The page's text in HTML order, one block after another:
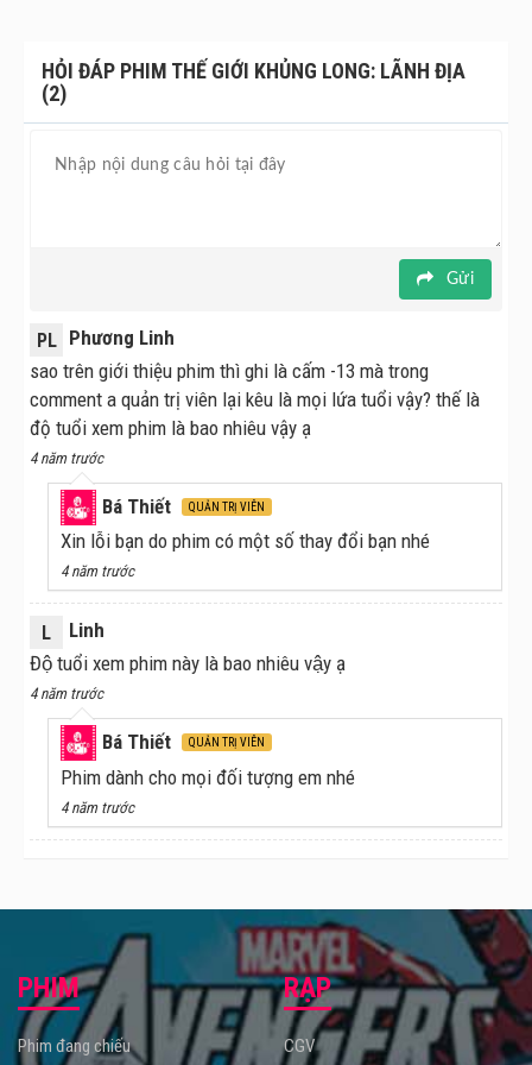
Hồi kết của Thế Giới Khủng Long - dàn cast 2 thế hệ hội
tụ!
Jurassic Park được coi là phần phim huyền thoại được
khai nghén vào năm 1993. Thời điểm đó, bộ phim này
HỎI ĐÁP PHIM THẾ GIỚI KHỦNG LONG: LÃNH ĐỊA
(2)
Gửi
PL
Phương Linh
sao trên giới thiệu phim thì ghi là cấm -13 mà trong
comment a quản trị viên lại kêu là mọi lứa tuổi vậy? thế là
độ tuổi xem phim là bao nhiêu vậy ạ
4 năm trước
Bá Thiết QUẢN TRỊ VIÊN
Xin lỗi bạn do phim có một số thay đổi bạn nhé
4 năm trước
L
Linh
Độ tuổi xem phim này là bao nhiêu vậy ạ
4 năm trước
Bá Thiết QUẢN TRỊ VIÊN
Phim dành cho mọi đối tượng em nhé
4 năm trước
PHIM
Phim đang chiếu
RẠP
CGV